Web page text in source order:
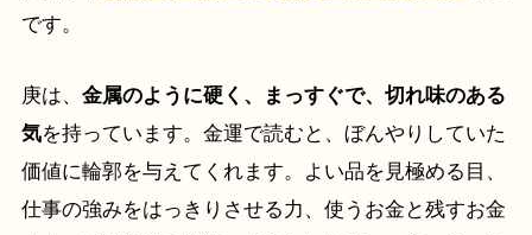
です。
庚は、 金属のように硬く、まっすぐで、切れ味のある
気を持っています。金運で読むと、ぼんやりしていた
価値に輪郭を与えてくれます。よい品を見極める目、
仕事の強みをはっきりさせる力、使うお金と残すお金